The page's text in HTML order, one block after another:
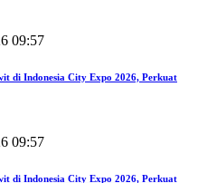
09:57
di Indonesia City Expo 2026, Perkuat
09:57
di Indonesia City Expo 2026, Perkuat